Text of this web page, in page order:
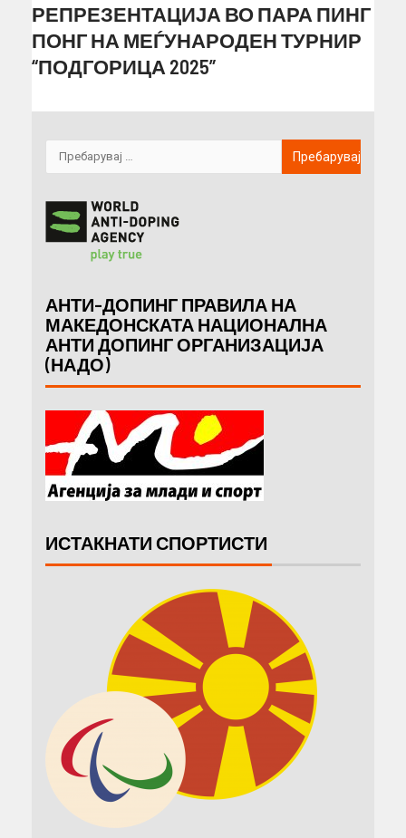
РЕПРЕЗЕНТАЦИЈА ВО ПАРА ПИНГ
ПОНГ НА МЕЃУНАРОДЕН ТУРНИР
“ПОДГОРИЦА 2025”
АНТИ-ДОПИНГ ПРАВИЛА НА
МАКЕДОНСКАТА НАЦИОНАЛНА
АНТИ ДОПИНГ ОРГАНИЗАЦИЈА
(НАДО)
ИСТАКНАТИ СПОРТИСТИ